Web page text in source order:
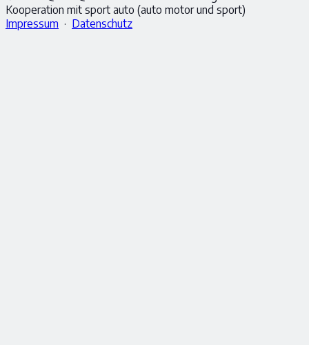
Kooperation mit sport auto (auto motor und sport)
Impressum · Datenschutz